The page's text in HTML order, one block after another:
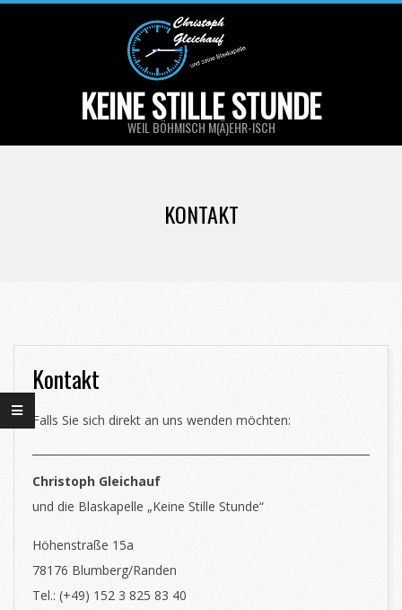
KEINE STILLE STUNDE
WEIL BÖHMISCH M(Ä)EHR-ISCH
KONTAKT
Kontakt
Falls Sie sich direkt an uns wenden möchten:
Christoph Gleichauf
und die Blaskapelle „Keine Stille Stunde“
Höhenstraße 15a
78176 Blumberg/Randen
Tel.: (+49) 152 3 825 83 40